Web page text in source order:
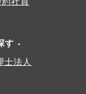
す
士法人